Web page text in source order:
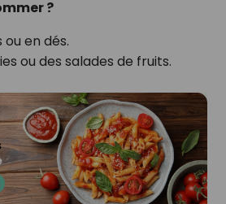
?
en dés.
ou des salades de fruits.